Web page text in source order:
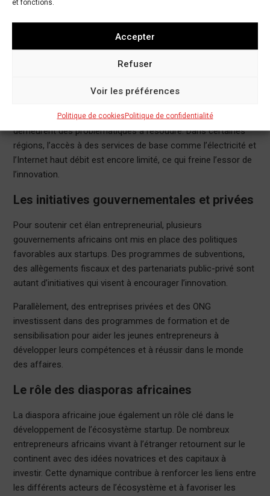
et fonctions.
Accepter
Refuser
Voir les préférences
Politique de cookiesPolitique de confidentialité
Les défis à surmonter
Malgré ces avancées, l’écosystème des startups en Afrique
fait face à plusieurs défis. L’accès au financement reste un
obstacle majeur pour de nombreux entrepreneurs. Bien que
peinent à obtenir les fonds nécessaires pour se développer.
De plus, les infrastructures et la connectivité Internet
demeurent des problématiques à résoudre. Dans certaines
régions, l’accès à des services de base comme l’électricité et
l’Internet haut débit est encore limité, ce qui freine l’essor de
l’innovation.
Les initiatives gouvernementales et privées
Pour soutenir cet élan entrepreneurial, plusieurs
gouvernements africains ont mis en place des politiques
favorables aux startups. Des programmes de subventions,
des allègements fiscaux et des partenariats public-privé sont
autant d’initiatives qui visent à encourager l’innovation.
Parallèlement, des entreprises privées et des ONG
investissent dans des programmes de formation et de
sensibilisation pour aider les jeunes entrepreneurs à
développer leurs compétences et à réussir dans le monde
des affaires.
Le rôle des diasporas africaines
La diaspora africaine joue également un rôle clé dans le
développement de l’écosystème startup. De nombreux
entrepreneurs africains vivant à l’étranger retournent sur le
continent avec des idées novatrices et des capitaux à
investir. Cette dynamique contribue à renforcer les liens entre
les différents acteurs de l’écosystème et à favoriser les